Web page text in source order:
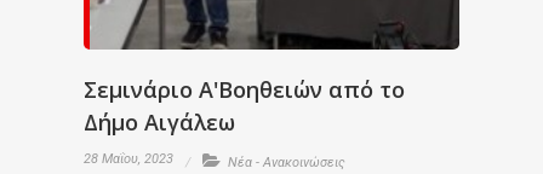
Σεμινάριο Α'Βοηθειών από το
Δήμο Αιγάλεω
28 Μαΐου, 2023 Νέα - Ανακοινώσεις